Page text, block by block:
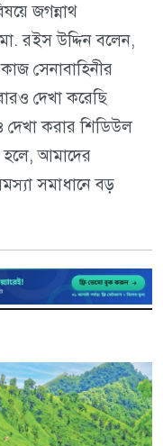
জগন্নাথ
রইস উদ্দিন বলেন,
সেনাবাহিনীর
দেখা করেছি
দেখা করার শিডিউল
হলে, আমাদের
সমাধানে বড়